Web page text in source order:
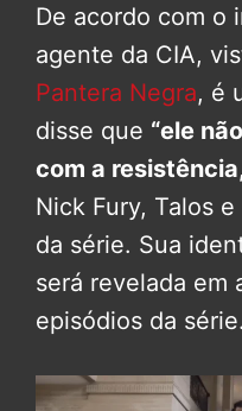
De acordo com o
agente da CIA,
Pantera Negra, é
disse que “ele
com a resistência,
Nick Fury, Talos
da série. Sua
será revelada em
episódios da série.